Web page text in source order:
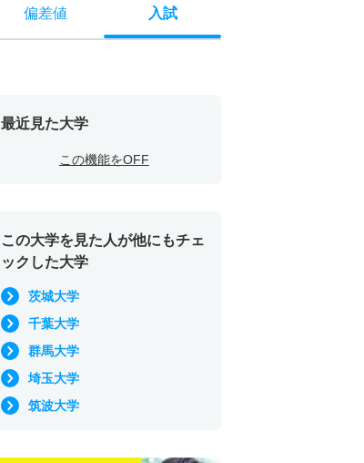
偏差値 入試
最近見た大学
この機能をOFF
この大学を見た人が他にもチェ
ックした大学
茨城大学
千葉大学
群馬大学
埼玉大学
筑波大学